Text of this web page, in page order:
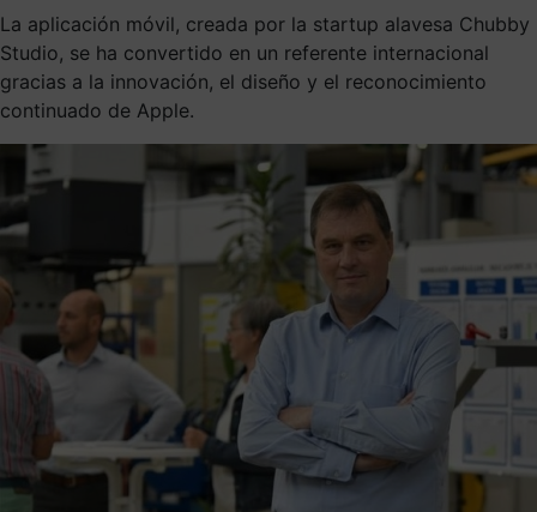
La aplicación móvil, creada por la startup alavesa Chubby
Studio, se ha convertido en un referente internacional
gracias a la innovación, el diseño y el reconocimiento
continuado de Apple.